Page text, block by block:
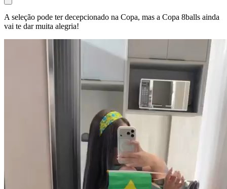
A seleção pode ter decepcionado na Copa, mas a Copa 8balls ainda
vai te dar muita alegria!